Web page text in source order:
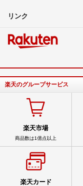
リンク
楽天のグループサービス
楽天市場
商品数は1億点以上
楽天カード